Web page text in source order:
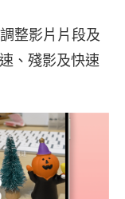
整影片片段及
、殘影及快速